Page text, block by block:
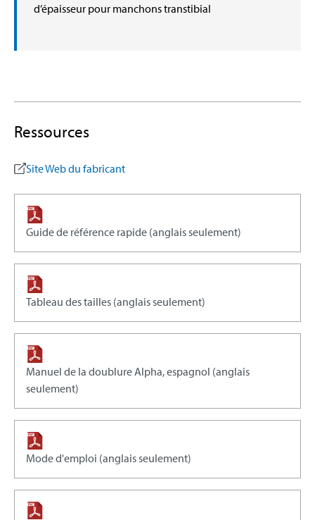
d’épaisseur pour manchons transtibial
Ressources
Site Web du fabricant
Guide de référence rapide (anglais seulement)
Tableau des tailles (anglais seulement)
Manuel de la doublure Alpha, espagnol (anglais
seulement)
Mode d'emploi (anglais seulement)